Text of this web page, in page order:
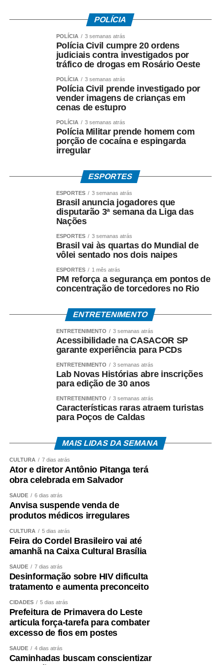
COMENTE ABAIXO:
WhatsApp
Facebook
Twitter
Messenger
LinkedIn
Share
POLÍCIA
POLÍCIA 3 semanas atrás
Polícia Civil cumpre 20 ordens
judiciais contra investigados por
tráfico de drogas em Rosário Oeste
POLÍCIA 3 semanas atrás
Polícia Civil prende investigado por
vender imagens de crianças em
cenas de estupro
POLÍCIA 3 semanas atrás
Polícia Militar prende homem com
porção de cocaína e espingarda
irregular
ESPORTES
ESPORTES 3 semanas atrás
Brasil anuncia jogadores que
disputarão 3ª semana da Liga das
Nações
ESPORTES 3 semanas atrás
Brasil vai às quartas do Mundial de
vôlei sentado nos dois naipes
ESPORTES 1 mês atrás
PM reforça a segurança em pontos de
concentração de torcedores no Rio
ENTRETENIMENTO
ENTRETENIMENTO 3 semanas atrás
Acessibilidade na CASACOR SP
garante experiência para PCDs
ENTRETENIMENTO 3 semanas atrás
Lab Novas Histórias abre inscrições
para edição de 30 anos
ENTRETENIMENTO 3 semanas atrás
Características raras atraem turistas
para Poços de Caldas
MAIS LIDAS DA SEMANA
CULTURA 7 dias atrás
Ator e diretor Antônio Pitanga terá
obra celebrada em Salvador
SAÚDE 6 dias atrás
Anvisa suspende venda de
produtos médicos irregulares
CULTURA 5 dias atrás
Feira do Cordel Brasileiro vai até
amanhã na Caixa Cultural Brasília
SAÚDE 7 dias atrás
Desinformação sobre HIV dificulta
tratamento e aumenta preconceito
CIDADES 5 dias atrás
Prefeitura de Primavera do Leste
articula força-tarefa para combater
excesso de fios em postes
SAÚDE 4 dias atrás
Caminhadas buscam conscientizar